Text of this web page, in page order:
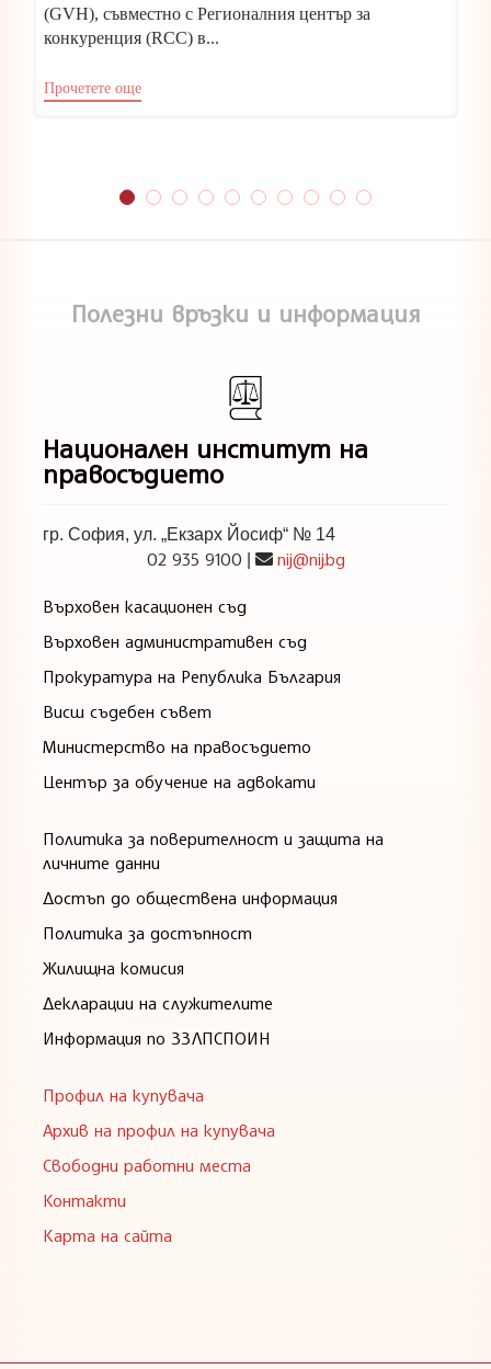
(GVH), съвместно с Регионалния център за
конкуренция (RCC) в...
Прочетете още
Полезни връзки и информация
Национален институт на
правосъдието
гр. София, ул. „Екзарх Йосиф“ № 14
02 935 9100 nij@nij.bg
Върховен касационен съд
Върховен административен съд
Прокуратура на Република България
Висш съдебен съвет
Министерство на правосъдието
Център за обучение на адвокати
Политика за поверителност и защита на
личните данни
Достъп до обществена информация
Политика за достъпност
Жилищна комисия
Декларации на служителите
Информация по ЗЗЛПСПОИН
Профил на купувача
Архив на профил на купувача
Свободни работни места
Контакти
Карта на сайта